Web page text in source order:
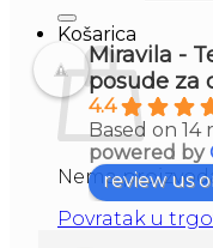
Košarica
Nema
Povratak u
Miravila -
posude za
4.4
Based on 14
powered by
review us